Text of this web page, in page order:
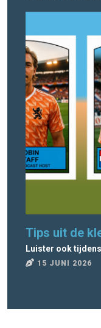
Tips uit de
Luister ook
15 JUNI 2026